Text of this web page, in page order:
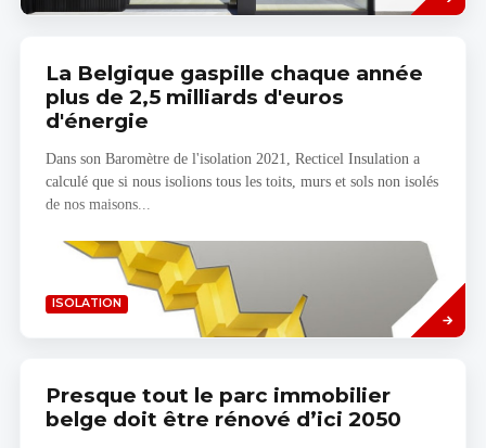
La Belgique gaspille chaque année
plus de 2,5 milliards d'euros
d'énergie
Dans son Baromètre de l'isolation 2021, Recticel Insulation a
calculé que si nous isolions tous les toits, murs et sols non isolés
de nos maisons...
ISOLATION
Savoir
plus
Presque tout le parc immobilier
belge doit être rénové d’ici 2050